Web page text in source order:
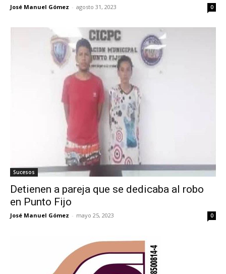
José Manuel Gómez - agosto 31, 2023 0
Sucesos
Detienen a pareja que se dedicaba al robo
en Punto Fijo
José Manuel Gómez - mayo 25, 2023 0